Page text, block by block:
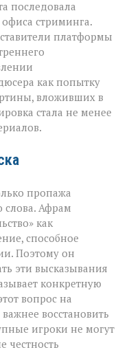
последовала
стриминга.
платформы
как попытку
вложивших в
стала не менее
пропажа
слова. Афрам
как
способное
Поэтому он
эти высказывания
конкретную
вопрос на
восстановить
игроки не могут
честность